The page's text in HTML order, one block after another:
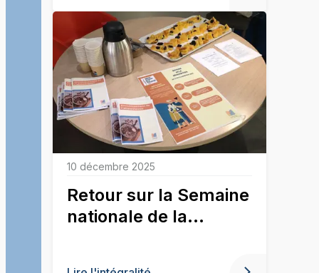
10 décembre 2025
Retour sur la Semaine
nationale de la